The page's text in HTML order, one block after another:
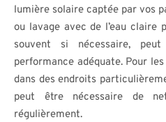
lumière solaire captée par vos
ou lavage avec de l’eau claire
souvent si nécessaire,
performance adéquate. Pour
dans des endroits
peut être nécessaire de
régulièrement.